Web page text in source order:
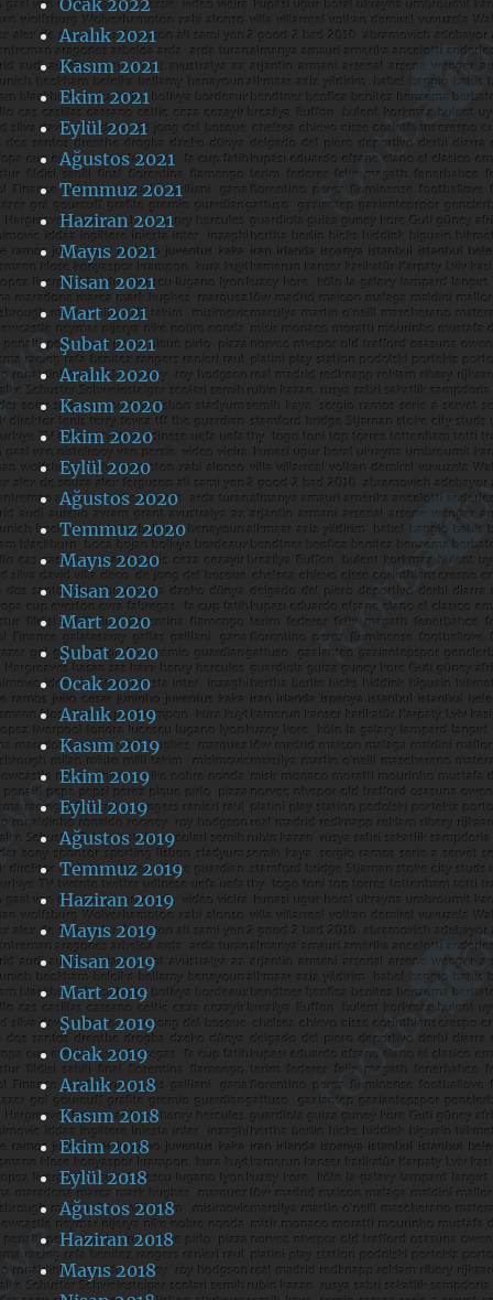
Ocak 2022
Aralık 2021
Kasım 2021
Ekim 2021
Eylül 2021
Ağustos 2021
Temmuz 2021
Haziran 2021
Mayıs 2021
Nisan 2021
Mart 2021
Şubat 2021
Aralık 2020
Kasım 2020
Ekim 2020
Eylül 2020
Ağustos 2020
Temmuz 2020
Mayıs 2020
Nisan 2020
Mart 2020
Şubat 2020
Ocak 2020
Aralık 2019
Kasım 2019
Ekim 2019
Eylül 2019
Ağustos 2019
Temmuz 2019
Haziran 2019
Mayıs 2019
Nisan 2019
Mart 2019
Şubat 2019
Ocak 2019
Aralık 2018
Kasım 2018
Ekim 2018
Eylül 2018
Ağustos 2018
Haziran 2018
Mayıs 2018